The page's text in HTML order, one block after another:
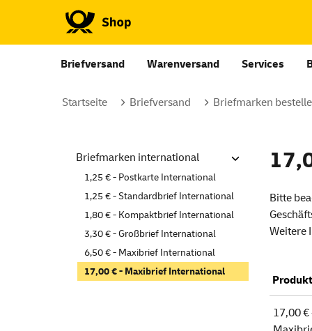
Briefversand Warenversand Services
Startseite Briefversand Briefmarken
Briefmarken international
1,25 € - Postkarte International
1,25 € - Standardbrief International
1,80 € - Kompaktbrief International
3,30 € - Großbrief International
6,50 € - Maxibrief International
17,00 € - Maxibrief International
Bitte
Weitere
Produkt
17,00 €